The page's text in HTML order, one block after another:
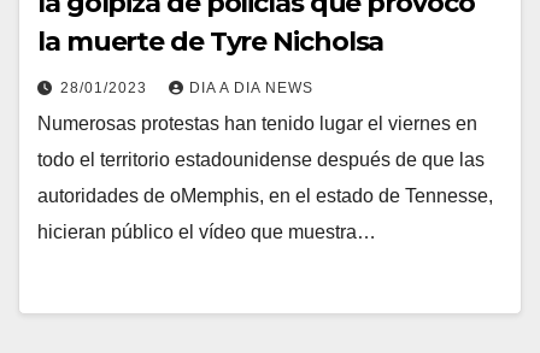
la muerte de Tyre Nicholsa
28/01/2023 DIA A DIA NEWS
Numerosas protestas han tenido lugar el viernes en
todo el territorio estadounidense después de que las
autoridades de oMemphis, en el estado de Tennesse,
hicieran público el vídeo que muestra…